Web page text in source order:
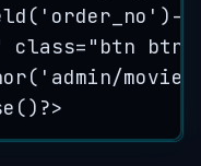
( ' order_no ' ) ->
class= " btn btn-
( ' admin/
() ?>